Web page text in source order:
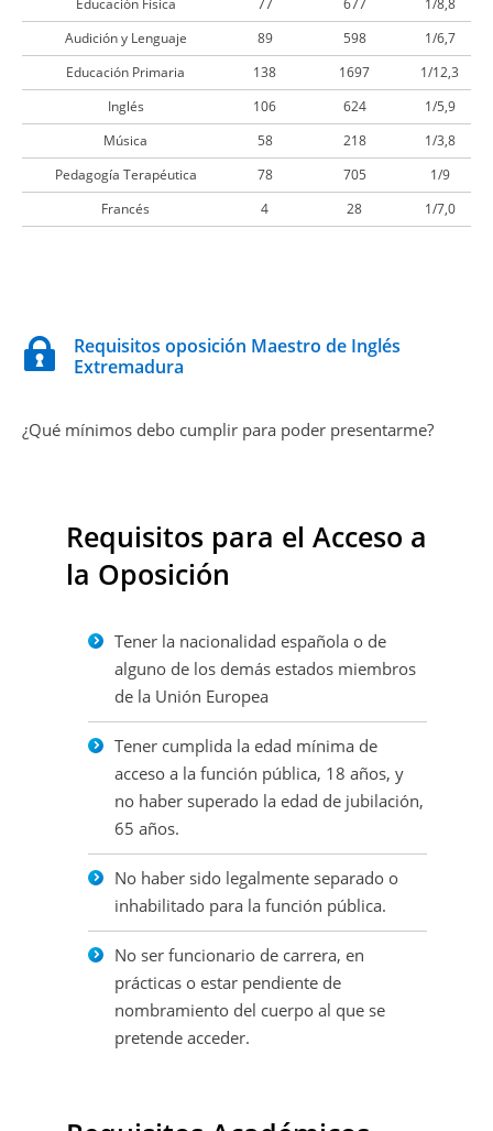
Educación Física
77 677
1/8,8
Audición y Lenguaje
89 598
1/6,7
Educación Primaria
138 1697
1/12,3
Inglés
106 624
1/5,9
Música
58 218
1/3,8
Pedagogía Terapéutica
78 705
1/9
Francés
4 28 1/7,0
Requisitos oposición Maestro de Inglés
Extremadura
¿Qué mínimos debo cumplir para poder presentarme?
Requisitos para el Acceso a
la Oposición
Tener la nacionalidad española o de
alguno de los demás estados miembros
de la Unión Europea
Tener cumplida la edad mínima de
acceso a la función pública, 18 años, y
no haber superado la edad de jubilación,
65 años.
No haber sido legalmente separado o
inhabilitado para la función pública.
No ser funcionario de carrera, en
prácticas o estar pendiente de
nombramiento del cuerpo al que se
pretende acceder.